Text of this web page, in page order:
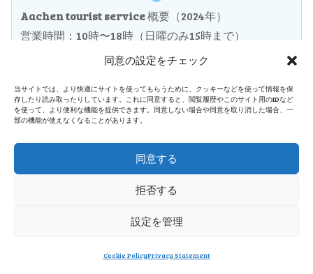
同意の設定をチェック
当サイトでは、より快適にサイトを使ってもらうために、クッキーなどを使って情報を保
存したり読み取ったりしています。これに同意すると、閲覧履歴やこのサイト用のIDなど
を使って、より便利な機能を提供できます。同意しない場合や同意を取り消した場合、一
部の機能が使えなくなることがあります。
同意する
拒否する
設定を管理
Cookie PolicyPrivacy Statement
Aachen tourist service概要（2024年）
営業時間：10時〜18時（日曜のみ15時まで）
Friedrich-Wilhelm-Platz, Aachen